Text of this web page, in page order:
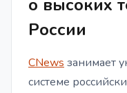
о высоких
России
CNews занимает
системе